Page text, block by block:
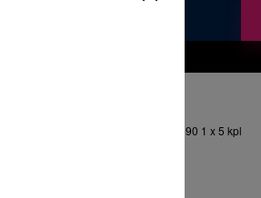
Tilaa ne
yläleuka oikea 32+ & 068-890 1 x 5 kpl